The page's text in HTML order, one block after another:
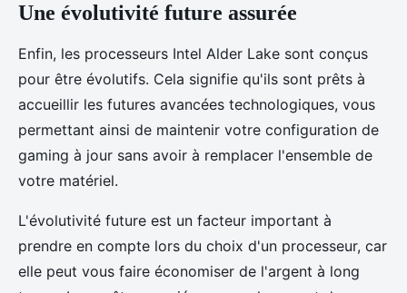
Une évolutivité future assurée
Enfin, les processeurs Intel Alder Lake sont conçus
pour être évolutifs. Cela signifie qu'ils sont prêts à
accueillir les futures avancées technologiques, vous
permettant ainsi de maintenir votre configuration de
gaming à jour sans avoir à remplacer l'ensemble de
votre matériel.
L'évolutivité future est un facteur important à
prendre en compte lors du choix d'un processeur, car
elle peut vous faire économiser de l'argent à long